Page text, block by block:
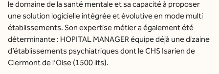
le domaine de la santé mentale et sa capacité à proposer
une solution logicielle intégrée et évolutive en mode multi
établissements. Son expertise métier a également été
déterminante : HOPITAL MANAGER équipe déjà une dizaine
d’établissements psychiatriques dont le CHS Isarien de
Clermont de l’Oise (1500 lits).